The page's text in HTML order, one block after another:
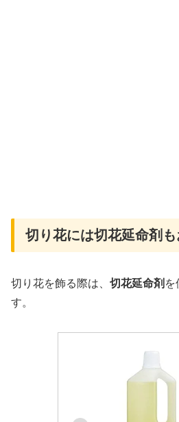
切り花には切花延命剤も
切り花を飾る際は、 切花延命剤 を
す。